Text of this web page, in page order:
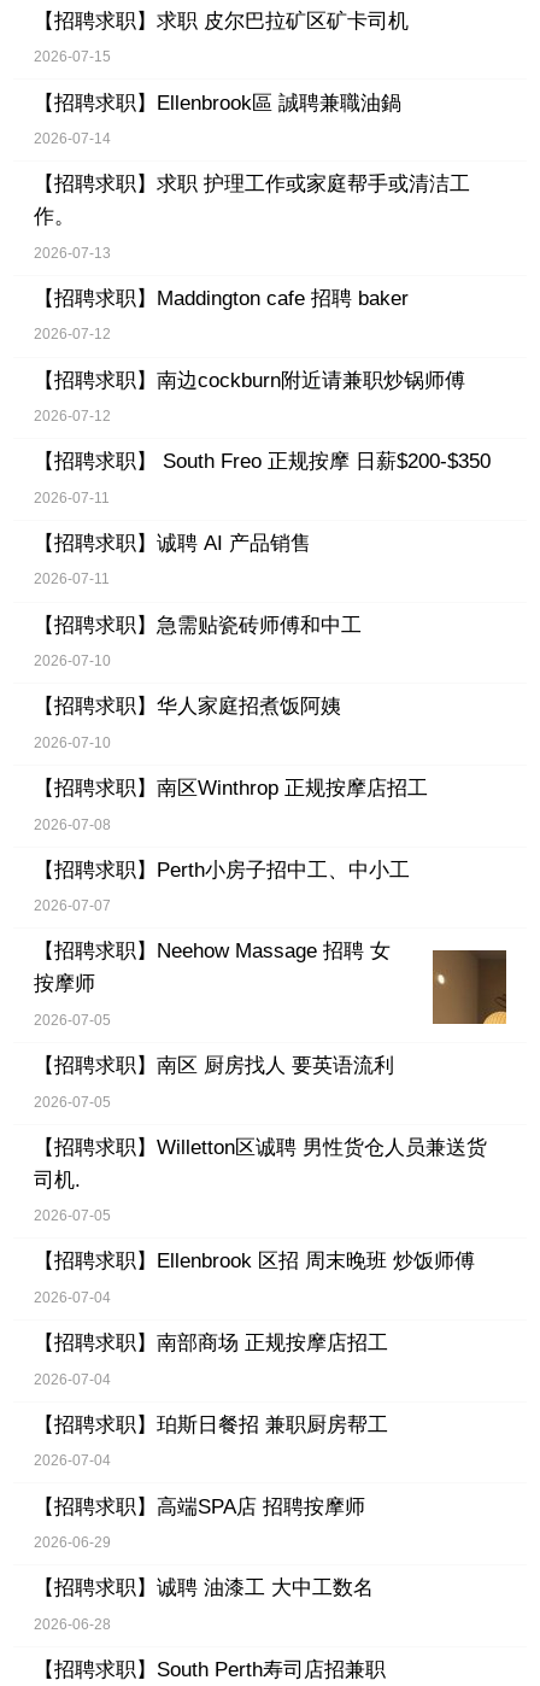
【招聘求职】 求职 皮尔巴拉矿区矿卡司机
2026-07-15
【招聘求职】 Ellenbrook區 誠聘兼職油鍋
2026-07-14
【招聘求职】 求职 护理工作或家庭帮手或清洁工
作。
2026-07-13
【招聘求职】 Maddington cafe 招聘 baker
2026-07-12
【招聘求职】 南边cockburn附近请兼职炒锅师傅
2026-07-12
【招聘求职】 South Freo 正规按摩 日薪$200-$350
2026-07-11
【招聘求职】 诚聘 AI 产品销售
2026-07-11
【招聘求职】 急需贴瓷砖师傅和中工
2026-07-10
【招聘求职】 华人家庭招煮饭阿姨
2026-07-10
【招聘求职】 南区Winthrop 正规按摩店招工
2026-07-08
【招聘求职】 Perth小房子招中工、中小工
2026-07-07
【招聘求职】
Neehow Massage 招聘 女
按摩师
2026-07-05
【招聘求职】 南区 厨房找人 要英语流利
2026-07-05
【招聘求职】 Willetton区诚聘 男性货仓人员兼送货
司机.
2026-07-05
【招聘求职】 Ellenbrook 区招 周末晚班 炒饭师傅
2026-07-04
【招聘求职】 南部商场 正规按摩店招工
2026-07-04
【招聘求职】 珀斯日餐招 兼职厨房帮工
2026-07-04
【招聘求职】 高端SPA店 招聘按摩师
2026-06-29
【招聘求职】 诚聘 油漆工 大中工数名
2026-06-28
【招聘求职】 South Perth寿司店招兼职